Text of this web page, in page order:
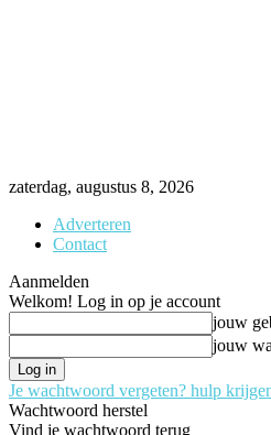
zaterdag, augustus 8, 2026
Adverteren
Contact
Aanmelden
Welkom! Log in op je account
jouw
jouw
Je wachtwoord vergeten? hulp
Wachtwoord herstel
Vind je wachtwoord terug